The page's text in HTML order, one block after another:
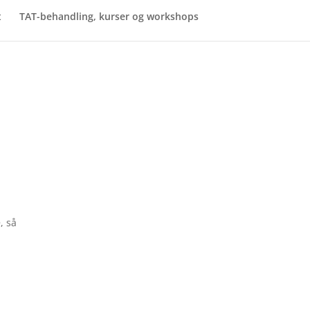
TAT-behandling, kurser og workshops
så